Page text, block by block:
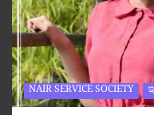
NAIR SERVICE SOCIETY